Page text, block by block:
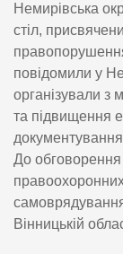
Немирівська
стіл,
повідомили у
організували з
та підвищення
документування
До
Вінницькій